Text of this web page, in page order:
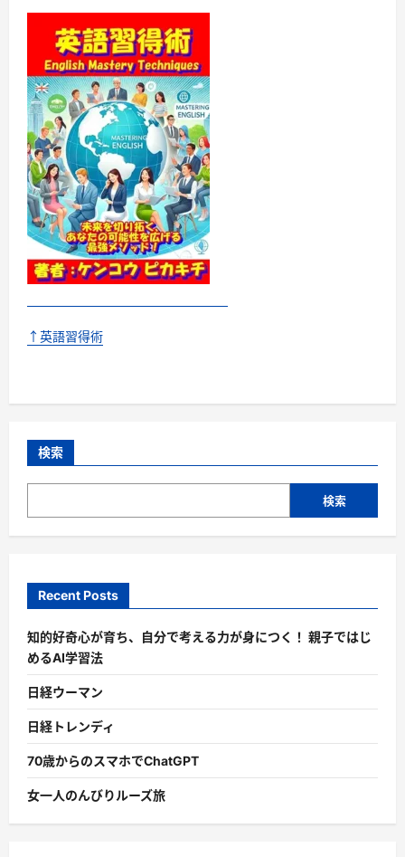
↑英語習得術
検索
検索
Recent Posts
知的好奇心が育ち、自分で考える力が身につく！ 親子ではじ
めるAI学習法
日経ウーマン
日経トレンディ
70歳からのスマホでChatGPT
女一人のんびりルーズ旅